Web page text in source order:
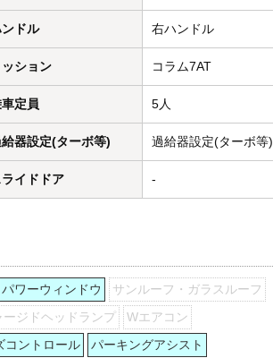
ドル 右ハンドル
ッション コラム7AT
定員 5人
器設定(ターボ等) 過給器設定(ターボ等)
ライドドア -
パワーウィンドウ
サンルーフ・ガラスルーフ
ージドヘッドランプ
Wエアコン
コントロール
パーキングアシスト